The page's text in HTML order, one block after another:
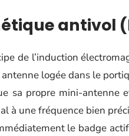
antivol
de l’induction
logée dans le
sa propre mini-antenne
à une fréquence bien
le badge